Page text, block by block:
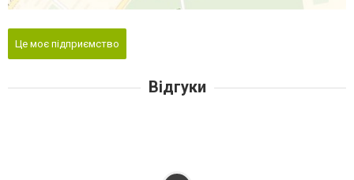
Це моє підприємство
Відгуки